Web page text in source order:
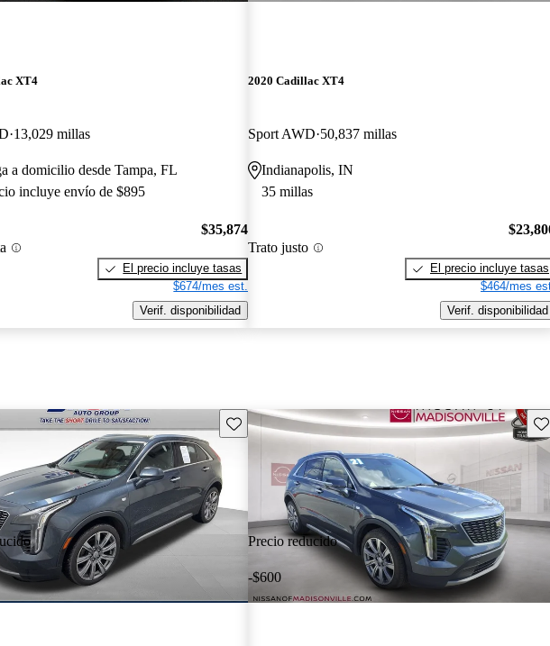
XT4
13,029 millas
a domicilio desde Tampa, FL
incluye envío de $895
$35,874
El precio incluye tasas
$674/mes est.
Verif. disponibilidad
2020 Cadillac XT4
Sport AWD 50,837 millas
Indianapolis, IN
35 millas
Trato justo
El precio incluye tasas
$464/mes
Verif. disponibilidad
Guarda este Aviso
Precio reducido
-$600